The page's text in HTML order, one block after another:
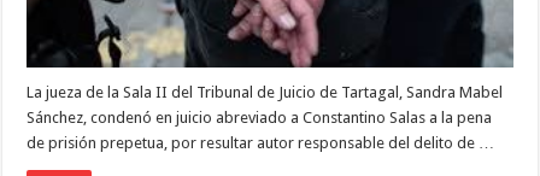
La jueza de la Sala II del Tribunal de Juicio de Tartagal, Sandra Mabel
Sánchez, condenó en juicio abreviado a Constantino Salas a la pena
de prisión prepetua, por resultar autor responsable del delito de …